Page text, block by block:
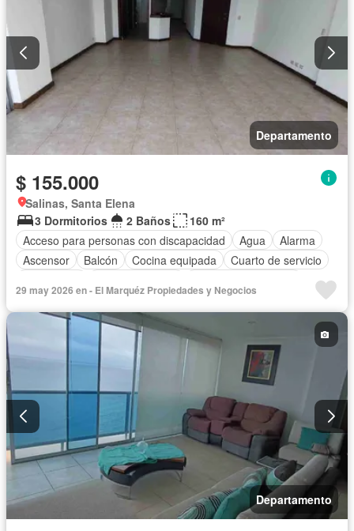
Departamento
$ 155.000
Salinas, Santa Elena
3 Dormitorios
2 Baños
160 m²
Acceso para personas con discapacidad
Agua
Alarma
Ascensor
Balcón Cocina equipada
Cuarto de servicio
Jacuzzi
Patio Piscina Conserje Seguridad
Terraza
Vista panorámica
Sin amoblar
29 may 2026 en - El Marquéz Propiedades y Negocios
Departamento